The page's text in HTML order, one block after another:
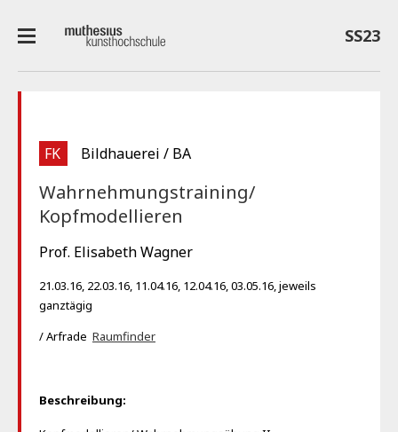
SS23
FK Bildhauerei / BA
Wahrnehmungstraining/
Kopfmodellieren
Prof. Elisabeth Wagner
21.03.16, 22.03.16, 11.04.16, 12.04.16, 03.05.16, jeweils
ganztägig
/ Arfrade Raumfinder
Beschreibung: